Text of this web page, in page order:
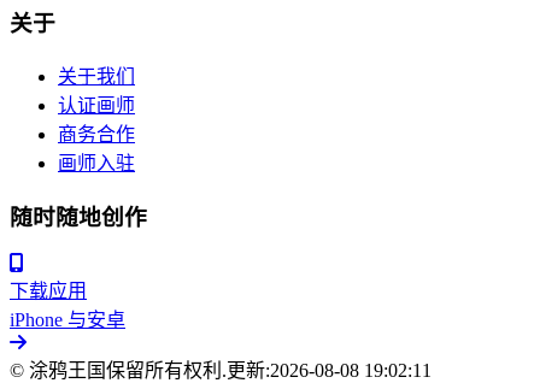
关于
关于我们
认证画师
商务合作
画师入驻
随时随地创作
下载应用
iPhone 与安卓
© 涂鸦王国保留所有权利.更新:2026-08-08 19:02:11